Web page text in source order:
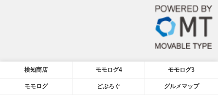
桃知商店 モモログ4 モモログ3
モモログ どぶろぐ グルメマップ